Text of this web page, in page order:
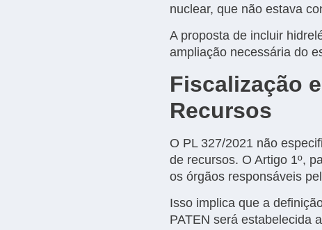
nuclear, que não estava
A proposta de incluir
ampliação necessária do
Fiscalização
Recursos
O PL 327/2021 não
de recursos. O Artigo 1º,
os órgãos responsáveis
Isso implica que a
PATEN será estabelecida